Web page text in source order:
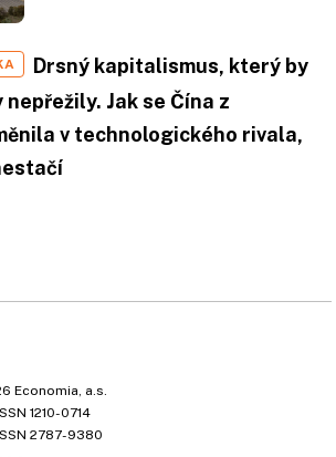
Drsný kapitalismus, který by
Jak se Čína z
v technologického rivala,
Economia, a.s.
1210-0714
2787-9380